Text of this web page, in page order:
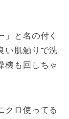
」と名の付く
い肌触りで洗
機も回しちゃ
クロ使ってる